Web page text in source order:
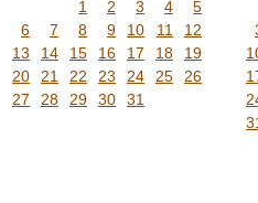
1 2 3 4
5
6
7 8 9 10 11
12
13
14 15 16 17 18
19
20
21 22 23 24 25
26
27
28 29 30 31